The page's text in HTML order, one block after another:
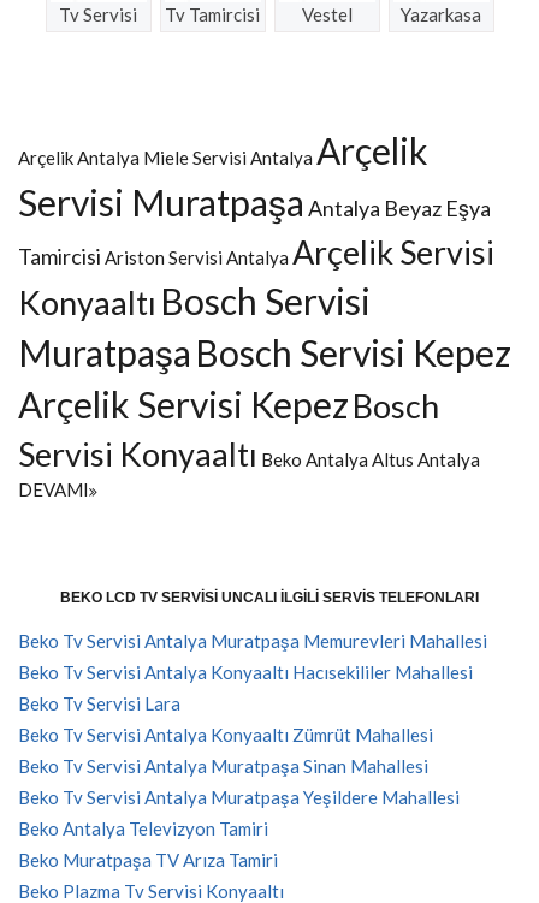
Tv Servisi Tv Tamircisi Vestel Yazarkasa
Arçelik Antalya Miele Servisi Antalya Arçelik
Servisi Muratpaşa Antalya Beyaz Eşya
Tamircisi Ariston Servisi Antalya Arçelik Servisi
Konyaaltı Bosch Servisi
Muratpaşa Bosch Servisi Kepez
Arçelik Servisi KepezBosch
Servisi Konyaaltı Beko Antalya Altus Antalya
DEVAMI
BEKO LCD TV SERVISI UNCALI İLGILI SERVIS TELEFONLARI
Beko Tv Servisi Antalya Muratpaşa Memurevleri Mahallesi
Beko Tv Servisi Antalya Konyaaltı Hacısekililer Mahallesi
Beko Tv Servisi Lara
Beko Tv Servisi Antalya Konyaaltı Zümrüt Mahallesi
Beko Tv Servisi Antalya Muratpaşa Sinan Mahallesi
Beko Tv Servisi Antalya Muratpaşa Yeşildere Mahallesi
Beko Antalya Televizyon Tamiri
Beko Muratpaşa TV Arıza Tamiri
Beko Plazma Tv Servisi Konyaaltı